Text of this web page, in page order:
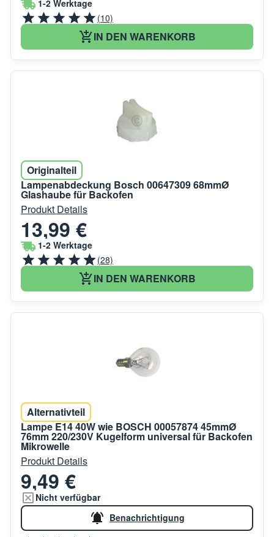
1-2 Werktage
(10)
IN DEN WARENKORB
Originalteil
Lampenabdeckung Bosch 00647309 68mmØ
Glashaube für Backofen
Produkt Details
13,99 €
1-2 Werktage
(28)
IN DEN WARENKORB
Alternativteil
Lampe E14 40W wie BOSCH 00057874 45mmØ
76mm 220/230V Kugelform universal für Backofen
Mikrowelle
Produkt Details
9,49 €
Nicht verfügbar
Benachrichtigung